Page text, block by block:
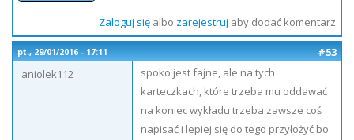
Zaloguj sięalbo zarejestruj aby dodać komentarz
pt., 29/01/2016 - 17:11
#53
aniolek112
spoko jest fajne, ale na tych
karteczkach, które trzeba mu oddawać
na koniec wykładu trzeba zawsze coś
napisać i lepiej się do tego przyłożyć bo